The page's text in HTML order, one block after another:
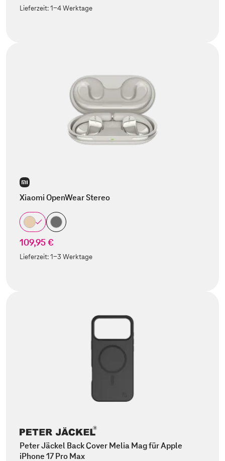
Lieferzeit:1-4 Werktage
Xiaomi OpenWear Stereo
109,95 €
Lieferzeit:1-3 Werktage
Peter Jäckel Back Cover Melia Mag für Apple
iPhone 17 Pro Max